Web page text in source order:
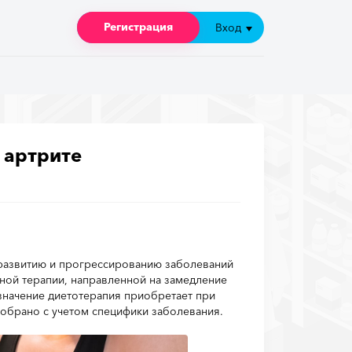
Регистрация Вход
Регистрация Вход
и прогрессированию заболеваний
терапии, направленной на замедление
диетотерапия приобретает при
с учетом специфики заболевания.